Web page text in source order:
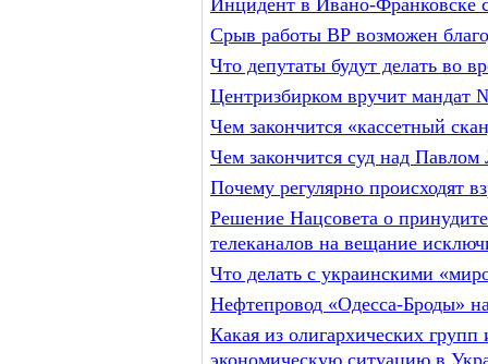
Инцидент в Ивано-Франковске
Срыв работы ВР возможен
Что депутаты будут делать во
Центризбирком вручит мандат
Чем закончится «кассетный
Чем закончится суд над Павлом
Почему регулярно происходят
Решение Нацсовета о
телеканалов на вещание
Что делать с украинскими
Нефтепровод «Одесса-Броды»
Какая из олигархических
экономическую ситуацию в